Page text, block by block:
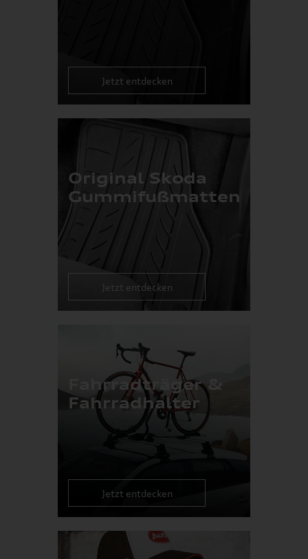
Jetzt entdecken
Original Skoda
Gummifußmatten
Jetzt entdecken
Fahrradträger &
Fahrradhalter
Jetzt entdecken